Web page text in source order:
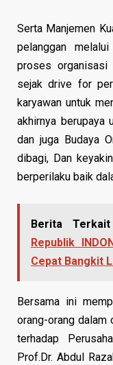
Serta Manjemen
pelanggan
proses
sejak drive for
karyawan untuk
akhirnya berupaya
dan juga Budaya
dibagi, Dan
berperilaku baik
Berita
Republik
Cepat Bangkit
Bersama ini
orang-orang
terhadap
Prof.Dr. Abdul